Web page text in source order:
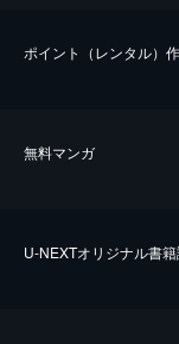
ポイント（レンタル）
無料マンガ
U-NEXTオリジナル書